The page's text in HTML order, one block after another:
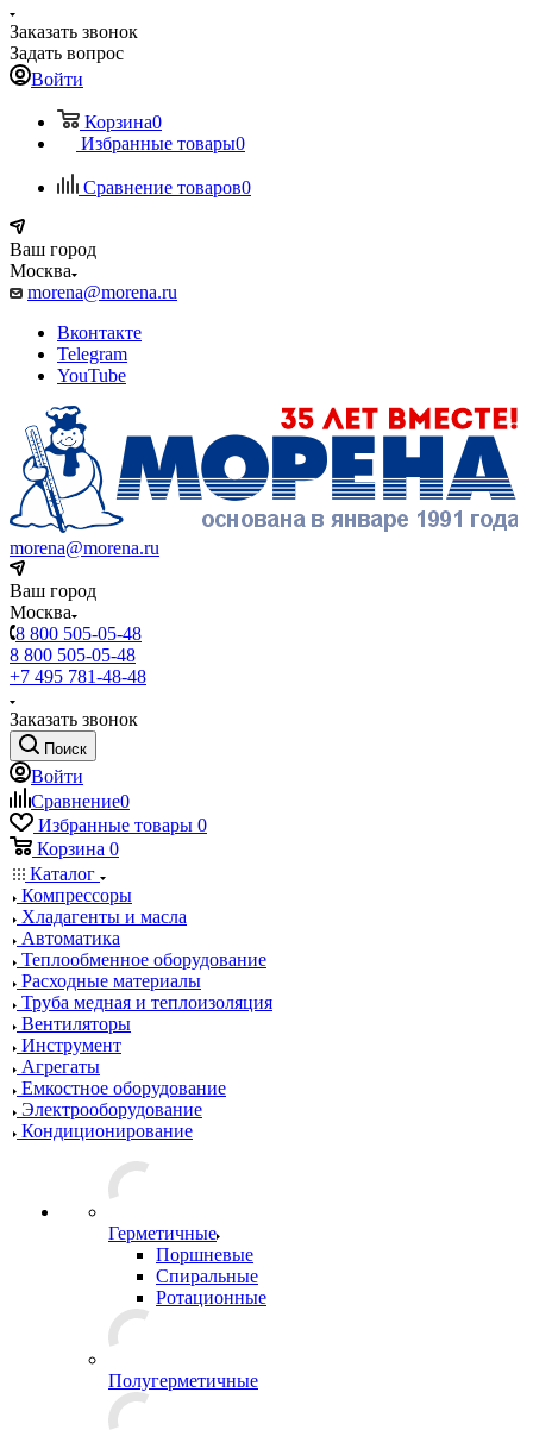
Заказать звонок
Задать вопрос
Войти
Корзина0
Избранные товары0
Сравнение товаров0
Ваш город
Москва
morena@morena.ru
Вконтакте
Telegram
YouTube
morena@morena.ru
Ваш город
Москва
8 800 505-05-48
8 800 505-05-48
+7 495 781-48-48
Заказать звонок
Поиск
Войти
Сравнение0
Избранные товары 0
Корзина 0
Каталог
Компрессоры
Хладагенты и масла
Автоматика
Теплообменное оборудование
Расходные материалы
Труба медная и теплоизоляция
Вентиляторы
Инструмент
Агрегаты
Емкостное оборудование
Электрооборудование
Кондиционирование
Герметичные
Поршневые
Спиральные
Ротационные
Полугерметичные